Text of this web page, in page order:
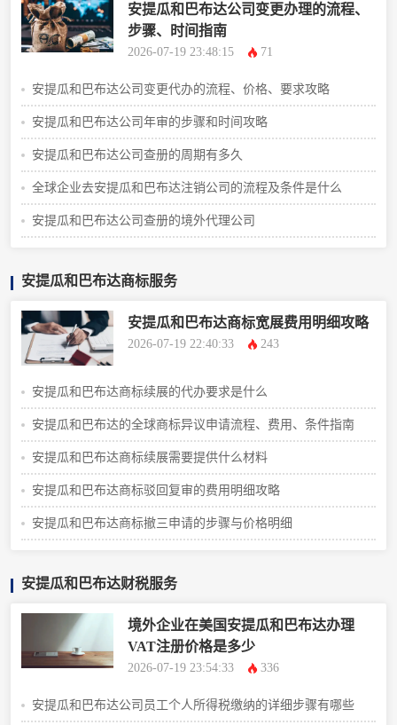
安提瓜和巴布达公司变更办理的流程、
步骤、时间指南
2026-07-19 23:48:15 71
安提瓜和巴布达公司变更代办的流程、价格、要求攻略
安提瓜和巴布达公司年审的步骤和时间攻略
安提瓜和巴布达公司查册的周期有多久
全球企业去安提瓜和巴布达注销公司的流程及条件是什么
安提瓜和巴布达公司查册的境外代理公司
安提瓜和巴布达商标服务
安提瓜和巴布达商标宽展费用明细攻略
2026-07-19 22:40:33 243
安提瓜和巴布达商标续展的代办要求是什么
安提瓜和巴布达的全球商标异议申请流程、费用、条件指南
安提瓜和巴布达商标续展需要提供什么材料
安提瓜和巴布达商标驳回复审的费用明细攻略
安提瓜和巴布达商标撤三申请的步骤与价格明细
安提瓜和巴布达财税服务
境外企业在美国安提瓜和巴布达办理
VAT注册价格是多少
2026-07-19 23:54:33 336
安提瓜和巴布达公司员工个人所得税缴纳的详细步骤有哪些